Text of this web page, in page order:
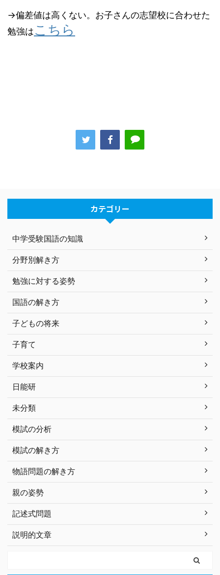
→偏差値は高くない。お子さんの志望校に合わせた
勉強はこちら
カテゴリー
中学受験国語の知識
分野別解き方
勉強に対する姿勢
国語の解き方
子どもの将来
子育て
学校案内
日能研
未分類
模試の分析
模試の解き方
物語問題の解き方
親の姿勢
記述式問題
説明的文章